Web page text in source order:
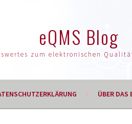
eQMS Blog
zum elektronischen
ÜBER DAS